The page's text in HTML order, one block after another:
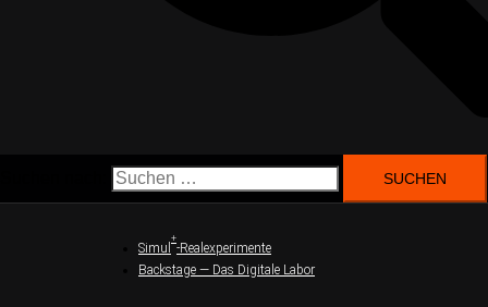
Simul
+
-Realexperimente
Backstage — Das Digitale Labor